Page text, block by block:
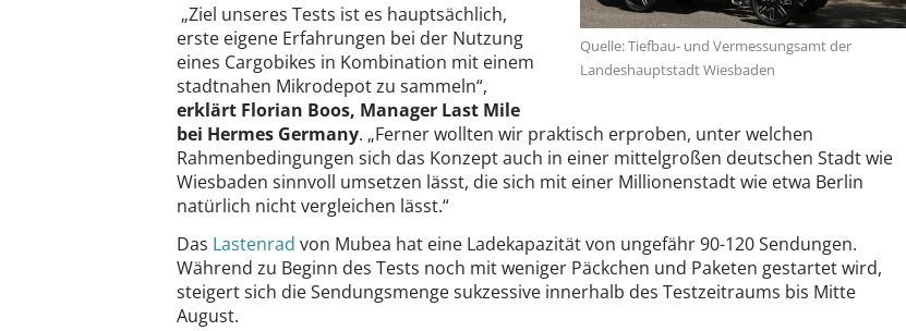
Quelle: Tiefbau- und Vermessungsamt der
Landeshauptstadt Wiesbaden
„Ziel unseres Tests ist es hauptsächlich,
erste eigene Erfahrungen bei der Nutzung
eines Cargobikes in Kombination mit einem
stadtnahen Mikrodepot zu sammeln“,
erklärt Florian Boos, Manager Last Mile
bei Hermes Germany. „Ferner wollten wir praktisch erproben, unter welchen
Rahmenbedingungen sich das Konzept auch in einer mittelgroßen deutschen Stadt wie
Wiesbaden sinnvoll umsetzen lässt, die sich mit einer Millionenstadt wie etwa Berlin
natürlich nicht vergleichen lässt.“
Das Lastenrad von Mubea hat eine Ladekapazität von ungefähr 90-120 Sendungen.
Während zu Beginn des Tests noch mit weniger Päckchen und Paketen gestartet wird,
steigert sich die Sendungsmenge sukzessive innerhalb des Testzeitraums bis Mitte
August.